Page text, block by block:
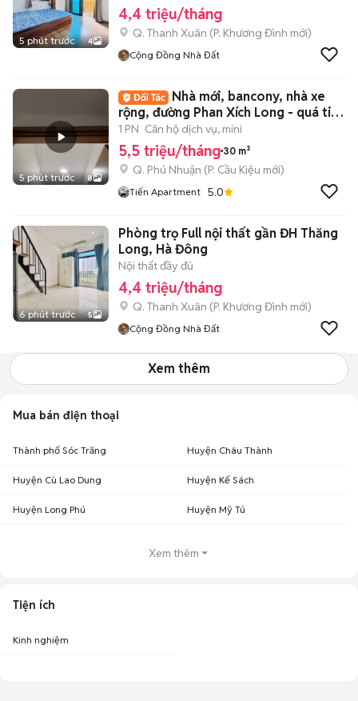
5 phút trước 4
4,4 triệu/tháng
Q. Thanh Xuân (P. Khương Đình mới)
Cộng Đồng Nhà Đất
5 phút trước 8
Nhà mới, bancony, nhà xe
rộng, đường Phan Xích Long - quá tiện
ích
1 PN Căn hộ dịch vụ, mini
5,5 triệu/tháng 30 m²
Q. Phú Nhuận (P. Cầu Kiệu mới)
Tiến Apartment 5.0
6 phút trước 5
Phòng trọ Full nội thất gần ĐH Thăng
Long, Hà Đông
Nội thất đầy đủ
4,4 triệu/tháng
Q. Thanh Xuân (P. Khương Đình mới)
Cộng Đồng Nhà Đất
Xem thêm
Mua bán điện thoại
Thành phố Sóc Trăng Huyện Châu Thành
Huyện Cù Lao Dung Huyện Kế Sách
Huyện Long Phú Huyện Mỹ Tú
Xem thêm
Tiện ích
Kinh nghiệm